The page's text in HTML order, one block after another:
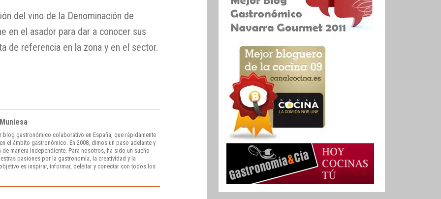
del vino de la Denominación de
en el asador para dar a conocer sus
de referencia en la zona y en el sector.
blog gastronómico colaborativo en España, que rápidamente
el ámbito gastronómico. En 2008, dimos un paso adelante y
manera independiente. Para nosotros, ha sido un sueño
pasiones por la gastronomía, la creatividad y la
es inspirar, informar, deleitar y conectar con todos los